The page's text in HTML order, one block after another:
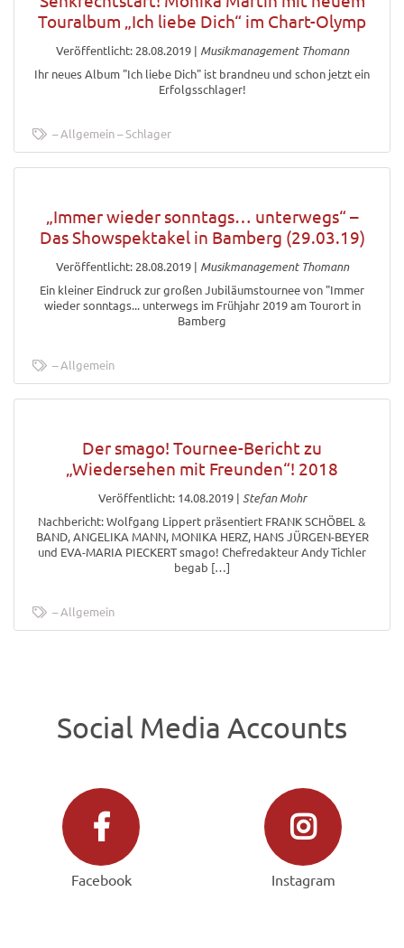
Touralbum „Ich liebe Dich“ im Chart-Olymp
Veröffentlicht: 28.08.2019| Musikmanagement Thomann
Ihr neues Album "Ich liebe Dich" ist brandneu und schon jetzt ein
Erfolgsschlager!
Allgemein Schlager
„Immer wieder sonntags… unterwegs“ –
Das Showspektakel in Bamberg (29.03.19)
Veröffentlicht: 28.08.2019| Musikmanagement Thomann
Ein kleiner Eindruck zur großen Jubiläumstournee von "Immer
wieder sonntags... unterwegs im Frühjahr 2019 am Tourort in
Bamberg
Allgemein
Der smago! Tournee-Bericht zu
„Wiedersehen mit Freunden“! 2018
Veröffentlicht: 14.08.2019| Stefan Mohr
Nachbericht: Wolfgang Lippert präsentiert FRANK SCHÖBEL &
BAND, ANGELIKA MANN, MONIKA HERZ, HANS JÜRGEN-BEYER
und EVA-MARIA PIECKERT smago! Chefredakteur Andy Tichler
begab […]
Allgemein
Social Media Accounts
Facebook Instagram